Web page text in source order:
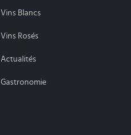
Vins Blancs
Vins Rosés
Actualités
Gastronomie